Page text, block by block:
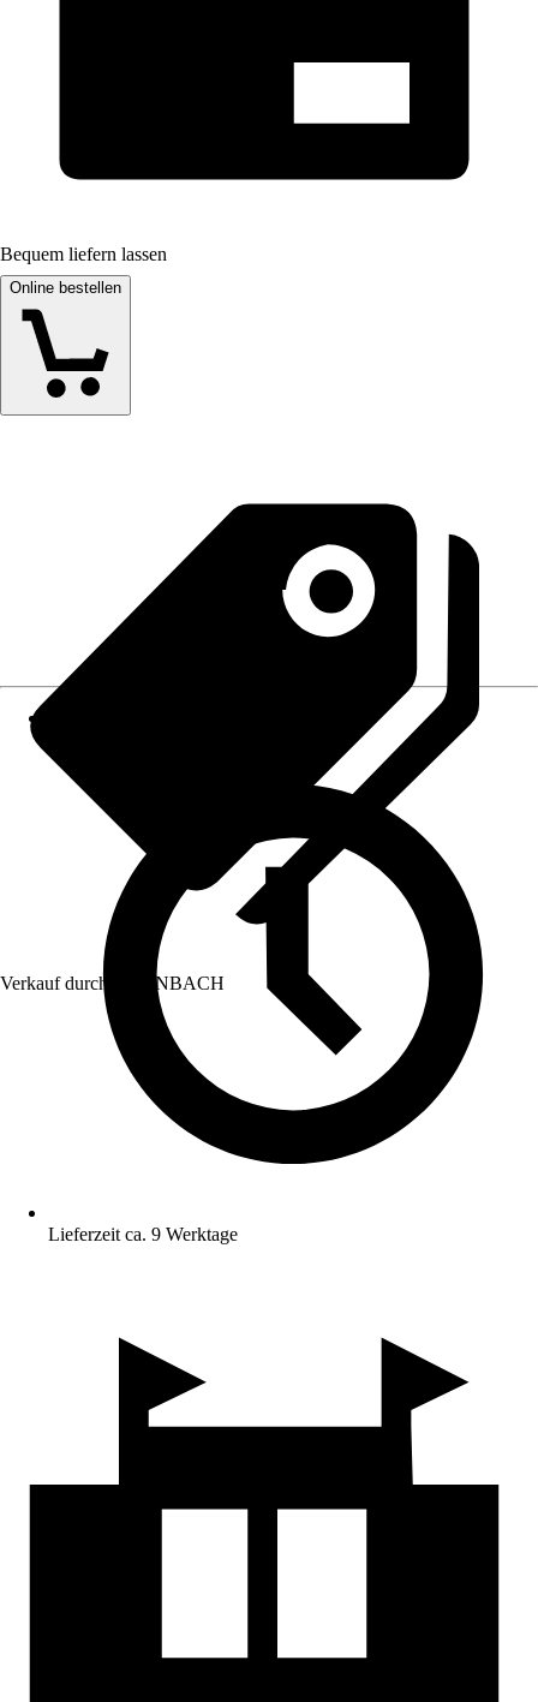
Bequem liefern lassen
Online bestellen
Verkauf durch: HORNBACH
Lieferzeit ca. 9 Werktage